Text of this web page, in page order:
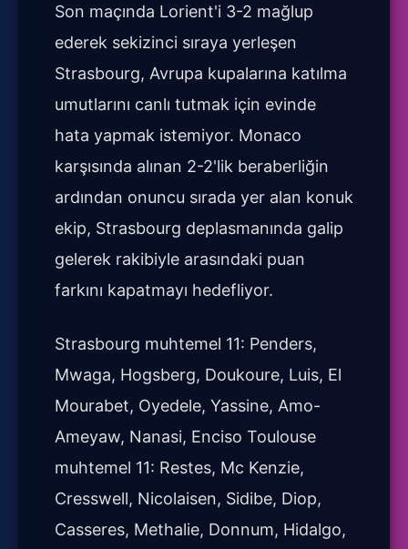
Son maçında Lorient'i 3-2 mağlup
ederek sekizinci sıraya yerleşen
Strasbourg, Avrupa kupalarına katılma
umutlarını canlı tutmak için evinde
hata yapmak istemiyor. Monaco
karşısında alınan 2-2'lik beraberliğin
ardından onuncu sırada yer alan konuk
ekip, Strasbourg deplasmanında galip
gelerek rakibiyle arasındaki puan
farkını kapatmayı hedefliyor.
Strasbourg muhtemel 11: Penders,
Mwaga, Hogsberg, Doukoure, Luis, El
Mourabet, Oyedele, Yassine, Amo-
Ameyaw, Nanasi, Enciso Toulouse
muhtemel 11: Restes, Mc Kenzie,
Cresswell, Nicolaisen, Sidibe, Diop,
Casseres, Methalie, Donnum, Hidalgo,